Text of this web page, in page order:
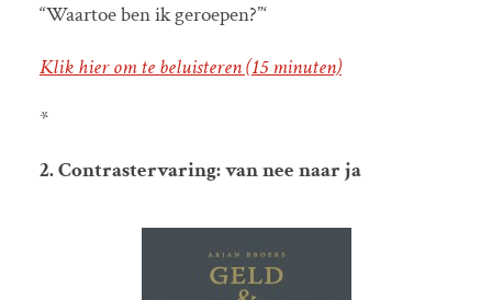
“Waartoe ben ik geroepen?”‘
Klik hier om te beluisteren (15 minuten)
*
2. Contrastervaring: van nee naar ja